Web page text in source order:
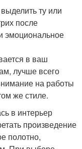
ту или
после
эмоциональное
в ваш
лучше всего
на работы
же стиле.
в интерьер
произведение
полотно,